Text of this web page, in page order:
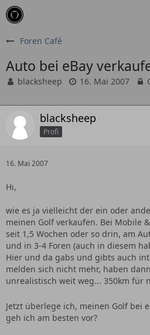
Foren Café
Auto bei eBay
blacksheep 16. Mai 2007
blacksheep
Profi
16. Mai 2007
Hi,
wie es ja vielleicht der ein oder
meinen Golf verkaufen. Bei Mobile
seit 1,5 Wochen oder so drin, am
und in 3-4 Foren (auch in diesem
Hier und da gabs und gibts auch
melden sich nicht mehr, haben
unrealistisch weit weg... 350km für
Jetzt überlege ich, meinen Golf bei
geh ich am besten vor?